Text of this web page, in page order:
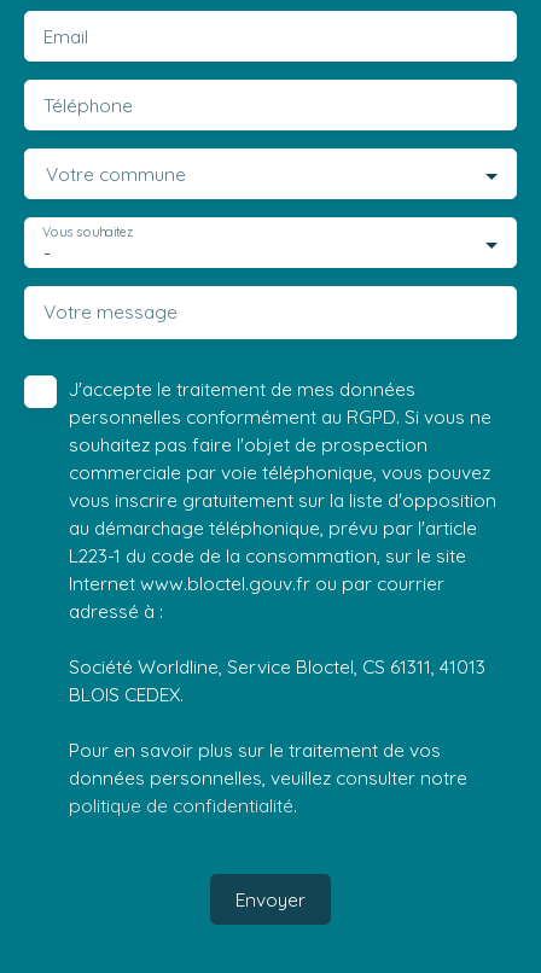
Email
Téléphone
Votre commune
-
Vous souhaitez
Votre message
J'accepte le traitement de mes données
personnelles conformément au RGPD. Si vous ne
souhaitez pas faire l'objet de prospection
commerciale par voie téléphonique, vous pouvez
vous inscrire gratuitement sur la liste d'opposition
au démarchage téléphonique, prévu par l'article
L223-1 du code de la consommation, sur le site
Internet www.bloctel.gouv.fr ou par courrier
adressé à :
Société Worldline, Service Bloctel, CS 61311, 41013
BLOIS CEDEX.
Pour en savoir plus sur le traitement de vos
données personnelles, veuillez consulter notre
politique de confidentialité.
Envoyer